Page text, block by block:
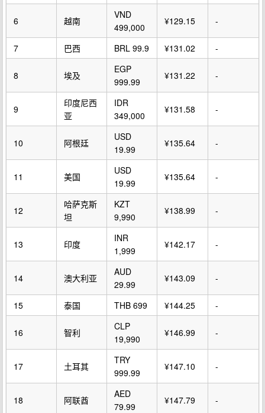
6 越南
VND
499,000
¥129.15 -
7 巴西 BRL 99.9 ¥131.02 -
8 埃及
EGP
999.99
¥131.22 -
9
印度尼西
亚
IDR
349,000
¥131.58 -
10 阿根廷
USD
19.99
¥135.64 -
11 美国
USD
19.99
¥135.64 -
12
哈萨克斯
坦
KZT
9,990
¥138.99 -
13 印度
INR
1,999
¥142.17 -
14 澳大利亚
AUD
29.99
¥143.09 -
15 泰国 THB 699 ¥144.25 -
16 智利
CLP
19,990
¥146.99 -
17 土耳其
TRY
999.99
¥147.10 -
18 阿联酋
AED
79.99
¥147.79 -